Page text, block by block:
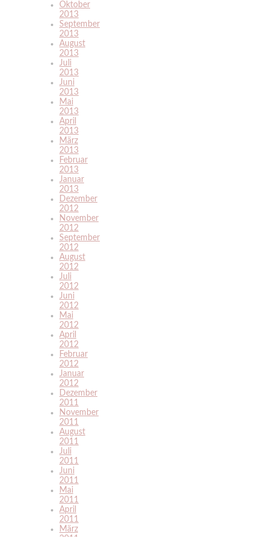
Oktober
2013
September
2013
August
2013
Juli
2013
Juni
2013
Mai
2013
April
2013
März
2013
Februar
2013
Januar
2013
Dezember
2012
November
2012
September
2012
August
2012
Juli
2012
Juni
2012
Mai
2012
April
2012
Februar
2012
Januar
2012
Dezember
2011
November
2011
August
2011
Juli
2011
Juni
2011
Mai
2011
April
2011
März